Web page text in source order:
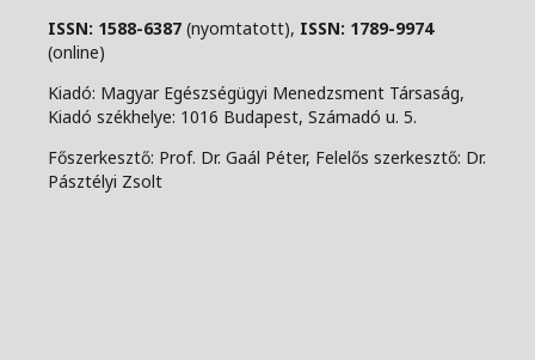
ISSN: 1588-6387 (nyomtatott), ISSN: 1789-9974
(online)
Kiadó: Magyar Egészségügyi Menedzsment Társaság,
Kiadó székhelye: 1016 Budapest, Számadó u. 5.
Főszerkesztő: Prof. Dr. Gaál Péter, Felelős szerkesztő: Dr.
Pásztélyi Zsolt